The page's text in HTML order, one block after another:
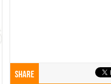
Share